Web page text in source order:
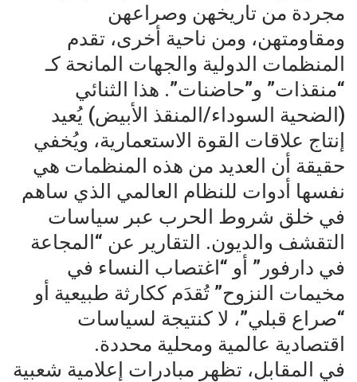
مجردة من تاريخهن وصراعهن
ومقاومتهن، ومن ناحية أخرى، تقدم
المنظمات الدولية والجهات المانحة كـ
“منقذات” و”حاضنات”. هذا الثنائي
(الضحية السوداء/المنقذ الأبيض) يُعيد
إنتاج علاقات القوة الاستعمارية، ويُخفي
حقيقة أن العديد من هذه المنظمات هي
نفسها أدوات للنظام العالمي الذي ساهم
في خلق شروط الحرب عبر سياسات
التقشف والديون. التقارير عن “المجاعة
في دارفور” أو “اغتصاب النساء في
مخيمات النزوح” تُقدَم ككارثة طبيعية أو
“صراع قبلي”، لا كنتيجة لسياسات
اقتصادية عالمية ومحلية محددة.
في المقابل، تظهر مبادرات إعلامية شعبية